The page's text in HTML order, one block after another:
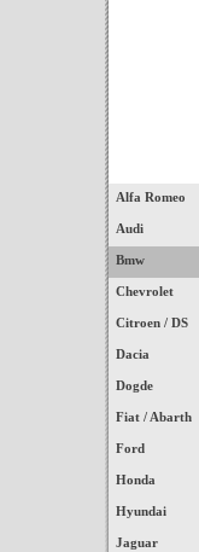
Alfa Romeo
Audi
Bmw
Chevrolet
Citroen / DS
Dacia
Dogde
Fiat / Abarth
Ford
Honda
Hyundai
Jaguar